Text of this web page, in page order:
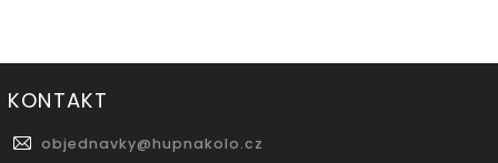
KONTAKT
objednavky@hupnakolo.cz